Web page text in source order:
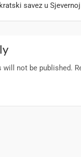
savez u
will not be published.